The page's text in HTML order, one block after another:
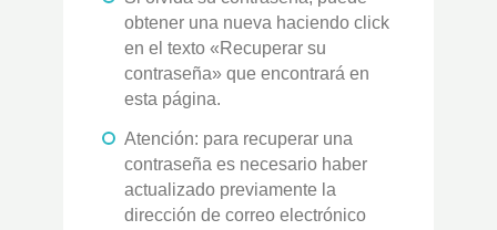
obtener una nueva haciendo click
en el texto «Recuperar su
contraseña» que encontrará en
esta página.
Atención: para recuperar una
contraseña es necesario haber
actualizado previamente la
dirección de correo electrónico